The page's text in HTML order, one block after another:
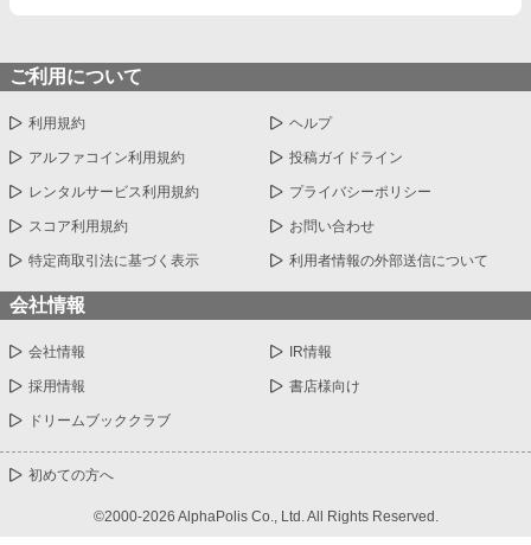
ご利用について
利用規約 ヘルプ
アルファコイン利用規約 投稿ガイドライン
レンタルサービス利用規約 プライバシーポリシー
スコア利用規約 お問い合わせ
特定商取引法に基づく表示 利用者情報の外部送信について
会社情報
会社情報 IR情報
採用情報 書店様向け
ドリームブッククラブ
初めての方へ
©2000-2026 AlphaPolis Co., Ltd. All Rights Reserved.